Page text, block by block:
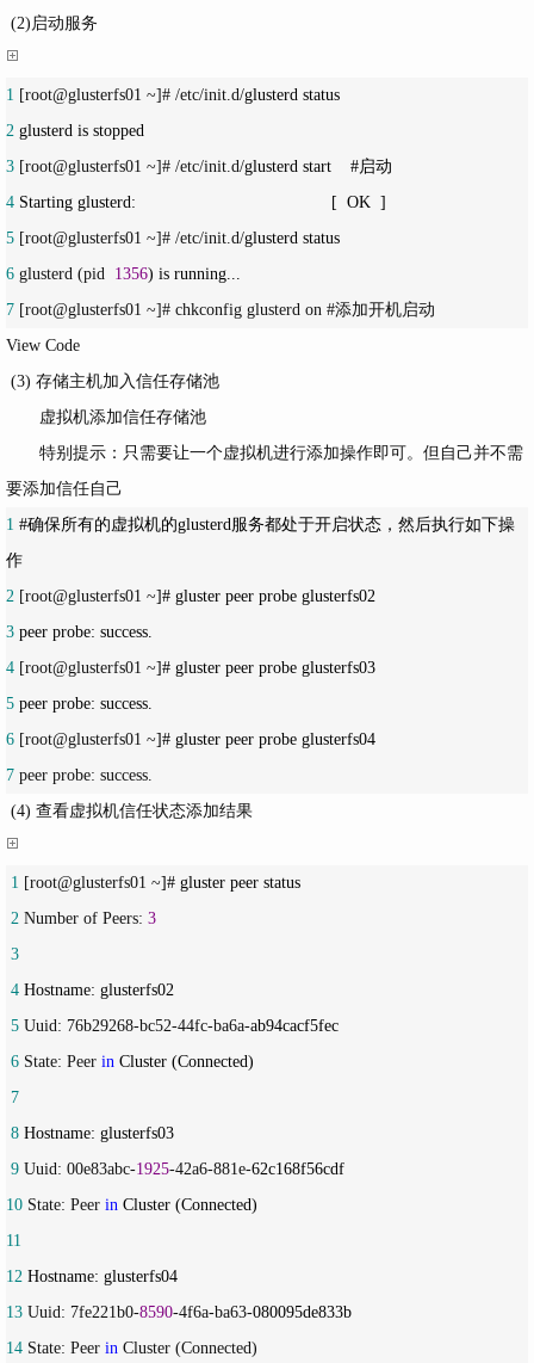
(2)启动服务
1 [root@glusterfs01 ~]# /etc/init.d/
2
3 [root@glusterfs01 ~]# /etc/init.d/
4
5 [root@glusterfs01 ~]# /etc/init.d/
6 glusterd (pid 1356
7 [root@glusterfs01 ~]# chkconfig glusterd on #添加开机启动
View Code
(3) 存储主机加入信任存储池
虚拟机添加信任存储池
特别提示：只需要让一个虚拟机进行添加操作即可。但自己并不需
要添加信任自己
1 #确保所有的虚拟机的glusterd服务都处于开启状态，然后执行如下操
2 [root@glusterfs01 ~
3
4 [root@glusterfs01 ~
5
6 [root@glusterfs01 ~
7 peer probe: success.
(4) 查看虚拟机信任状态添加结果
1 [root@glusterfs01 ~
2 Number of Peers: 3
3
4
5 Uuid: 76b29268-bc52-44fc-ba6a-
6 State: Peer in
7
8
9 Uuid: 00e83abc-1925-42a6-881e-
10 State: Peer in
11
12
13 Uuid: 7fe221b0-8590-4f6a-ba63-
14 State: Peer in Cluster (Connected)